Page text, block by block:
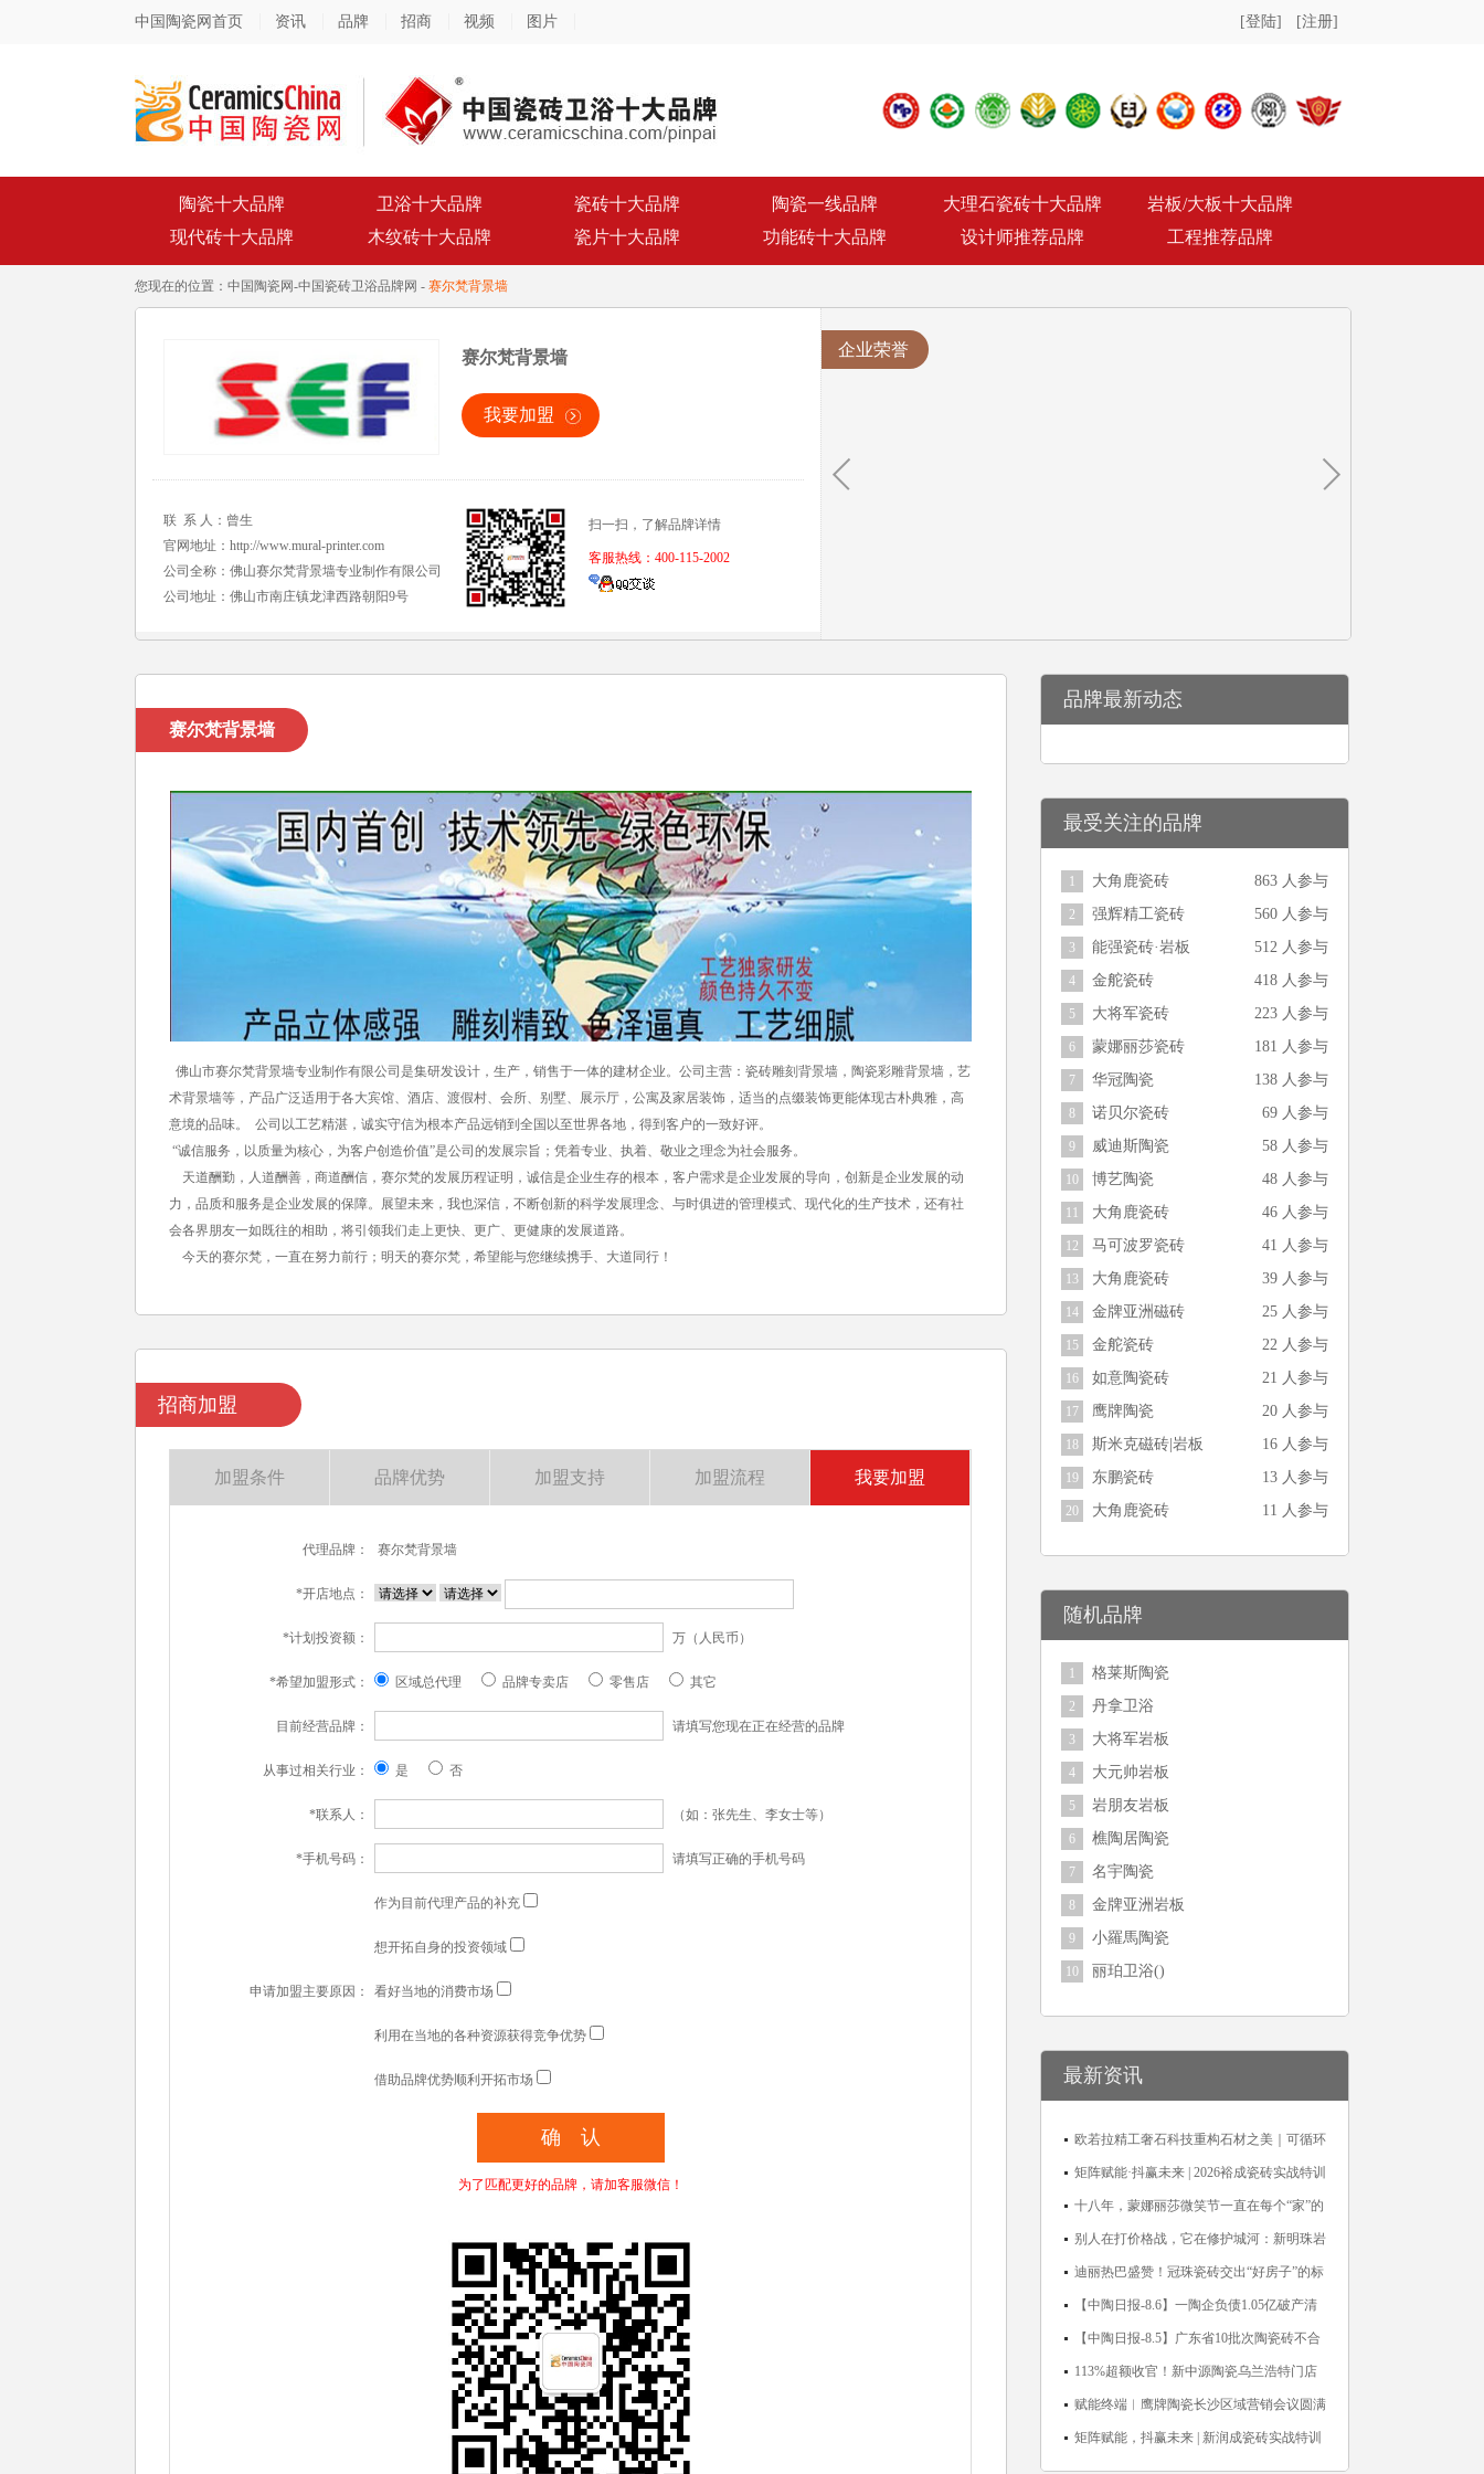
中国陶瓷网首页 资讯 品牌 招商 视频 图片 [登陆] [注册]
陶瓷十大品牌 卫浴十大品牌 瓷砖十大品牌 陶瓷一线品牌 大理石瓷砖十大品牌
岩板/大板十大品牌
现代砖十大品牌
木纹砖十大品牌 瓷片十大品牌 功能砖十大品牌 设计师推荐品牌 工程推荐品牌
您现在的位置： 中国陶瓷网-中国瓷砖卫浴品牌网 - 赛尔梵背景墙
赛尔梵背景墙
我要加盟
联 系 人：曾生
官网地址： http://www.mural-printer.com
公司全称：佛山赛尔梵背景墙专业制作有限公司
公司地址：佛山市南庄镇龙津西路朝阳9号
扫一扫，了解品牌详情
客服热线：400-115-2002
企业荣誉
赛尔梵背景墙
佛山市赛尔梵背景墙专业制作有限公司是集研发设计，生产，销售于一体的建材企业。公司主营：瓷砖雕刻背景墙，陶瓷彩雕背景墙，艺
术背景墙等，产品广泛适用于各大宾馆、酒店、渡假村、会所、别墅、展示厅，公寓及家居装饰，适当的点缀装饰更能体现古朴典雅，高
意境的品味。 公司以工艺精湛，诚实守信为根本产品远销到全国以至世界各地，得到客户的一致好评。
“诚信服务，以质量为核心，为客户创造价值”是公司的发展宗旨；凭着专业、执着、敬业之理念为社会服务。
天道酬勤，人道酬善，商道酬信，赛尔梵的发展历程证明，诚信是企业生存的根本，客户需求是企业发展的导向，创新是企业发展的动
力，品质和服务是企业发展的保障。展望未来，我也深信，不断创新的科学发展理念、与时俱进的管理模式、现代化的生产技术，还有社
会各界朋友一如既往的相助，将引领我们走上更快、更广、更健康的发展道路。
今天的赛尔梵，一直在努力前行；明天的赛尔梵，希望能与您继续携手、大道同行！
招商加盟
加盟条件 品牌优势 加盟支持 加盟流程 我要加盟
代理品牌： 赛尔梵背景墙
*开店地点：
*计划投资额： 万（人民币）
*希望加盟形式： 区域总代理 品牌专卖店 零售店 其它
目前经营品牌： 请填写您现在正在经营的品牌
从事过相关行业： 是 否
*联系人： （如：张先生、李女士等）
*手机号码： 请填写正确的手机号码
申请加盟主要原因：
作为目前代理产品的补充
想开拓自身的投资领域
看好当地的消费市场
利用在当地的各种资源获得竞争优势
借助品牌优势顺利开拓市场
为了匹配更好的品牌，请加客服微信！
品牌最新动态
最受关注的品牌
1 大角鹿瓷砖 863 人参与
2 强辉精工瓷砖 560 人参与
3 能强瓷砖·岩板 512 人参与
4 金舵瓷砖 418 人参与
5 大将军瓷砖 223 人参与
6 蒙娜丽莎瓷砖 181 人参与
7 华冠陶瓷 138 人参与
8 诺贝尔瓷砖 69 人参与
9 威迪斯陶瓷 58 人参与
10 博艺陶瓷 48 人参与
11 大角鹿瓷砖 46 人参与
12 马可波罗瓷砖 41 人参与
13 大角鹿瓷砖 39 人参与
14 金牌亚洲磁砖 25 人参与
15 金舵瓷砖 22 人参与
16 如意陶瓷砖 21 人参与
17 鹰牌陶瓷 20 人参与
18 斯米克磁砖|岩板 16 人参与
19 东鹏瓷砖 13 人参与
20 大角鹿瓷砖 11 人参与
随机品牌
1 格莱斯陶瓷
2 丹拿卫浴
3 大将军岩板
4 大元帅岩板
5 岩朋友岩板
6 樵陶居陶瓷
7 名宇陶瓷
8 金牌亚洲岩板
9 小羅馬陶瓷
10 丽珀卫浴()
最新资讯
欧若拉精工奢石科技重构石材之美｜可循环
高纯度微晶，重新定义高端奢石原料
矩阵赋能·抖赢未来 | 2026裕成瓷砖实战特训
营圆满收官
十八年，蒙娜丽莎微笑节一直在每个“家”的
故事里
别人在打价格战，它在修护城河：新明珠岩
板的逆势密码
迪丽热巴盛赞！冠珠瓷砖交出“好房子”的标
准答卷
【中陶日报-8.6】一陶企负债1.05亿破产清
算；东鹏拟延长基金投资期限；工信部开展
建陶行业能效领跑者企业推荐工作
【中陶日报-8.5】广东省10批次陶瓷砖不合
格；科达购买特福国际股份申请未通过；蒙
娜丽莎5千万回购股份；建霖家居海外产能
突破18亿元
113%超额收官！新中源陶瓷乌兰浩特门店
周年活动圆满落幕
赋能终端︱鹰牌陶瓷长沙区域营销会议圆满
举行，共探渠道拓展与门店升级新路径
矩阵赋能，抖赢未来 | 新润成瓷砖实战特训
营成功举办，吹响品牌秋季营销冲锋号！